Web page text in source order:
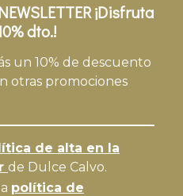
¡Disfruta
dto.!
un 10% de descuento
otras promociones
de alta en la
de Dulce Calvo.
política de